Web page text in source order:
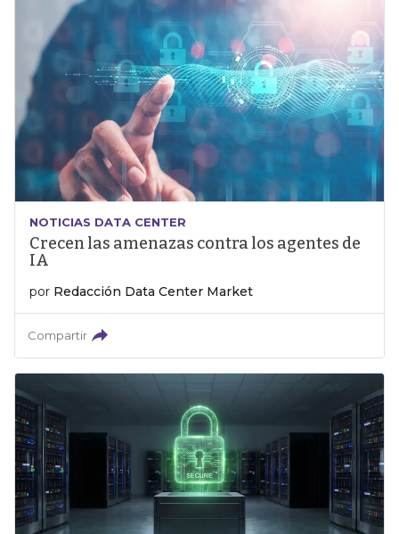
NOTICIAS DATA CENTER
Crecen las amenazas contra los agentes de
IA
por Redacción Data Center Market
Compartir